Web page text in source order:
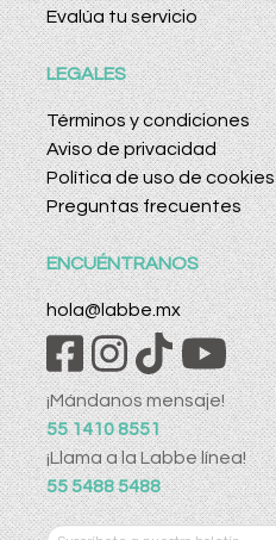
Evalúa tu servicio
LEGALES
Términos y condiciones
Aviso de privacidad
Política de uso de cookies
Preguntas frecuentes
ENCUÉNTRANOS
hola@labbe.mx
¡Mándanos mensaje!
55 1410 8551
¡Llama a la Labbe línea!
55 5488 5488